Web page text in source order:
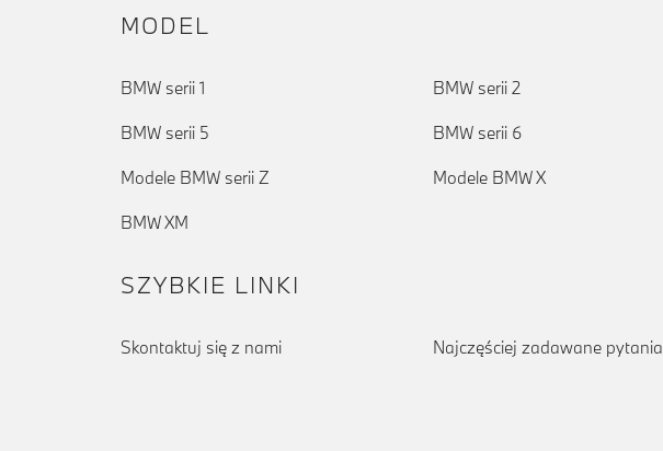
MODEL
BMW serii 1 BMW serii 2
BMW serii 5 BMW serii 6
Modele BMW serii Z Modele BMW X
BMW XM
SZYBKIE LINKI
Skontaktuj się z nami Najczęściej zadawane pytania